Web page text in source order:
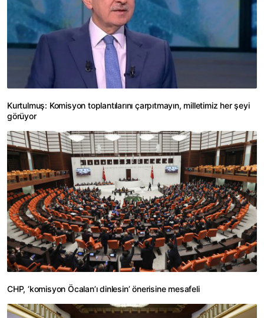
Kurtulmuş: Komisyon toplantılarını çarpıtmayın, milletimiz her şeyi
görüyor
CHP, ‘komisyon Öcalan’ı dinlesin’ önerisine mesafeli